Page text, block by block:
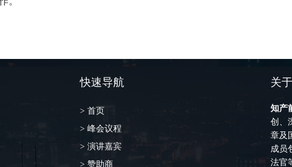
快速导航
> 首页
> 峰会议程
> 演讲嘉宾
> 赞助商
关
知产
创、
章及
成员
法官